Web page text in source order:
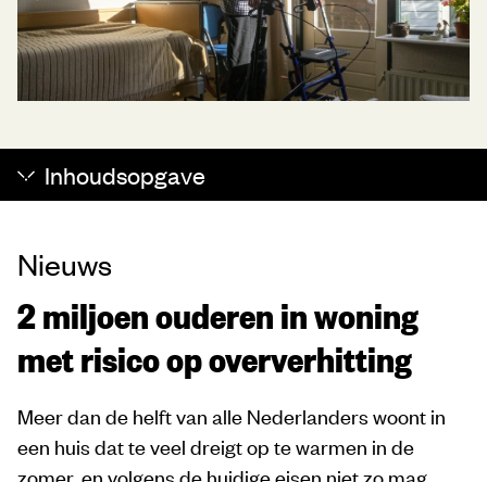
Inhoudsopgave
Nieuws
2 miljoen ouderen in woning
met risico op oververhitting
Meer dan de helft van alle Nederlanders woont in
een huis dat te veel dreigt op te warmen in de
zomer, en volgens de huidige eisen niet zo mag